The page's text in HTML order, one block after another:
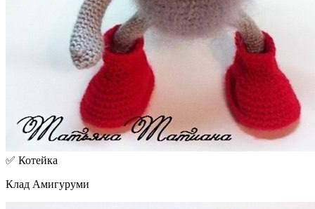
✅ Котейка
Клад Амигуруми